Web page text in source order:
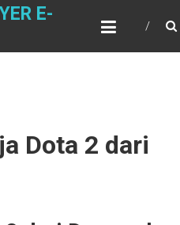
E-
Dota 2 dari